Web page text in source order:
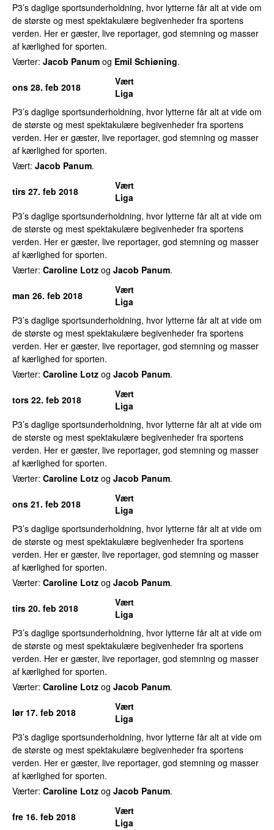
P3’s daglige sportsunderholdning, hvor lytterne får alt at vide om
de største og mest spektakulære begivenheder fra sportens
verden. Her er gæster, live reportager, god stemning og masser
af kærlighed for sporten.
Værter: Jacob Panum og Emil Schiøning.
ons 28. feb 2018
Vært
Liga
P3’s daglige sportsunderholdning, hvor lytterne får alt at vide om
de største og mest spektakulære begivenheder fra sportens
verden. Her er gæster, live reportager, god stemning og masser
af kærlighed for sporten.
Vært: Jacob Panum.
tirs 27. feb 2018
Vært
Liga
P3’s daglige sportsunderholdning, hvor lytterne får alt at vide om
de største og mest spektakulære begivenheder fra sportens
verden. Her er gæster, live reportager, god stemning og masser
af kærlighed for sporten.
Værter: Caroline Lotz og Jacob Panum.
man 26. feb 2018
Vært
Liga
P3’s daglige sportsunderholdning, hvor lytterne får alt at vide om
de største og mest spektakulære begivenheder fra sportens
verden. Her er gæster, live reportager, god stemning og masser
af kærlighed for sporten.
Værter: Caroline Lotz og Jacob Panum.
tors 22. feb 2018
Vært
Liga
P3’s daglige sportsunderholdning, hvor lytterne får alt at vide om
de største og mest spektakulære begivenheder fra sportens
verden. Her er gæster, live reportager, god stemning og masser
af kærlighed for sporten.
Værter: Caroline Lotz og Jacob Panum.
ons 21. feb 2018
Vært
Liga
P3’s daglige sportsunderholdning, hvor lytterne får alt at vide om
de største og mest spektakulære begivenheder fra sportens
verden. Her er gæster, live reportager, god stemning og masser
af kærlighed for sporten.
Værter: Caroline Lotz og Jacob Panum.
tirs 20. feb 2018
Vært
Liga
P3’s daglige sportsunderholdning, hvor lytterne får alt at vide om
de største og mest spektakulære begivenheder fra sportens
verden. Her er gæster, live reportager, god stemning og masser
af kærlighed for sporten.
Værter: Caroline Lotz og Jacob Panum.
lør 17. feb 2018
Vært
Liga
P3’s daglige sportsunderholdning, hvor lytterne får alt at vide om
de største og mest spektakulære begivenheder fra sportens
verden. Her er gæster, live reportager, god stemning og masser
af kærlighed for sporten.
Værter: Caroline Lotz og Jacob Panum.
fre 16. feb 2018
Vært
Liga